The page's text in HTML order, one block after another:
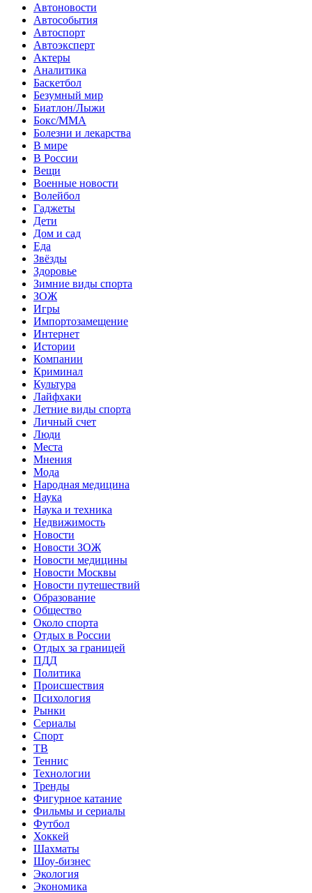
Автоновости
Автособытия
Автоспорт
Автоэксперт
Актеры
Аналитика
Баскетбол
Безумный мир
Биатлон/Лыжи
Бокс/MMA
Болезни и лекарства
В мире
В России
Вещи
Военные новости
Волейбол
Гаджеты
Дети
Дом и сад
Еда
Звёзды
Здоровье
Зимние виды спорта
ЗОЖ
Игры
Импортозамещение
Интернет
Истории
Компании
Криминал
Культура
Лайфхаки
Летние виды спорта
Личный счет
Люди
Места
Мнения
Мода
Народная медицина
Наука
Наука и техника
Недвижимость
Новости
Новости ЗОЖ
Новости медицины
Новости Москвы
Новости путешествий
Образование
Общество
Около спорта
Отдых в России
Отдых за границей
ПДД
Политика
Происшествия
Психология
Рынки
Сериалы
Спорт
ТВ
Теннис
Технологии
Тренды
Фигурное катание
Фильмы и сериалы
Футбол
Хоккей
Шахматы
Шоу-бизнес
Экология
Экономика